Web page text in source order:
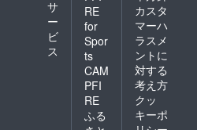
サ
ー
ビ
ス
RE
for
Spor
ts
CAM
PFI
RE
ふる
カスタ
マーハ
ラスメ
ントに
対する
考え方
クッ
キーポ